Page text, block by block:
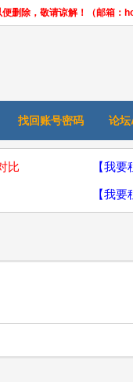
删除，敬请谅解！（邮箱：
找回账号密码 论坛
比 【我要
【我要